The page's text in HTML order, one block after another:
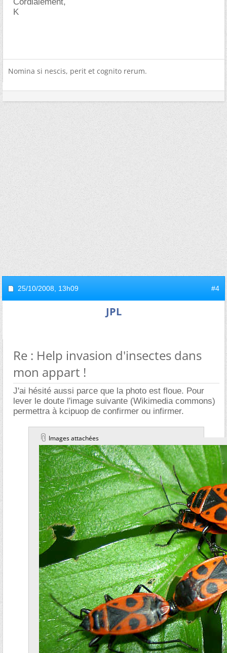
K
Nomina si nescis, perit et cognito rerum.
25/10/2008, 13h09 #4
JPL
Re : Help invasion d'insectes dans
mon appart !
J'ai hésité aussi parce que la photo est floue. Pour
lever le doute l'image suivante (Wikimedia commons)
permettra à kcipuop de confirmer ou infirmer.
Images attachées